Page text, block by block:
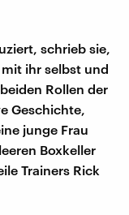
schrieb sie,
ihr selbst und
Rollen der
Geschichte,
junge Frau
Boxkeller
Trainers Rick